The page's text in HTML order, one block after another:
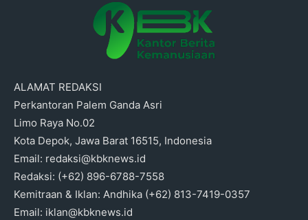
ALAMAT REDAKSI
Perkantoran Palem Ganda Asri
Limo Raya No.02
Kota Depok, Jawa Barat 16515, Indonesia
Email: redaksi@kbknews.id
Redaksi: (+62) 896-6788-7558
Kemitraan & Iklan: Andhika (+62) 813-7419-0357
Email: iklan@kbknews.id